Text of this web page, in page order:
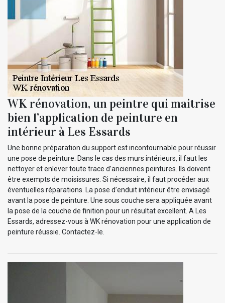
WK rénovation, un peintre qui maitrise
bien l’application de peinture en
intérieur à Les Essards
Une bonne préparation du support est incontournable pour réussir
une pose de peinture. Dans le cas des murs intérieurs, il faut les
nettoyer et enlever toute trace d’anciennes peintures. Ils doivent
être exempts de moisissures. Si nécessaire, il faut procéder aux
éventuelles réparations. La pose d’enduit intérieur être envisagé
avant la pose de peinture. Une sous couche sera appliquée avant
la pose de la couche de finition pour un résultat excellent. A Les
Essards, adressez-vous à WK rénovation pour une application de
peinture réussie. Contactez-le.